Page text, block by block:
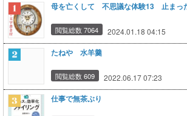
母を亡くして 不思議な体験13 止まっ
閲覧総数 7064 2024.01.18 04:15
たねや 水羊羹
閲覧総数 609 2022.06.17 07:23
仕事で無茶ぶり